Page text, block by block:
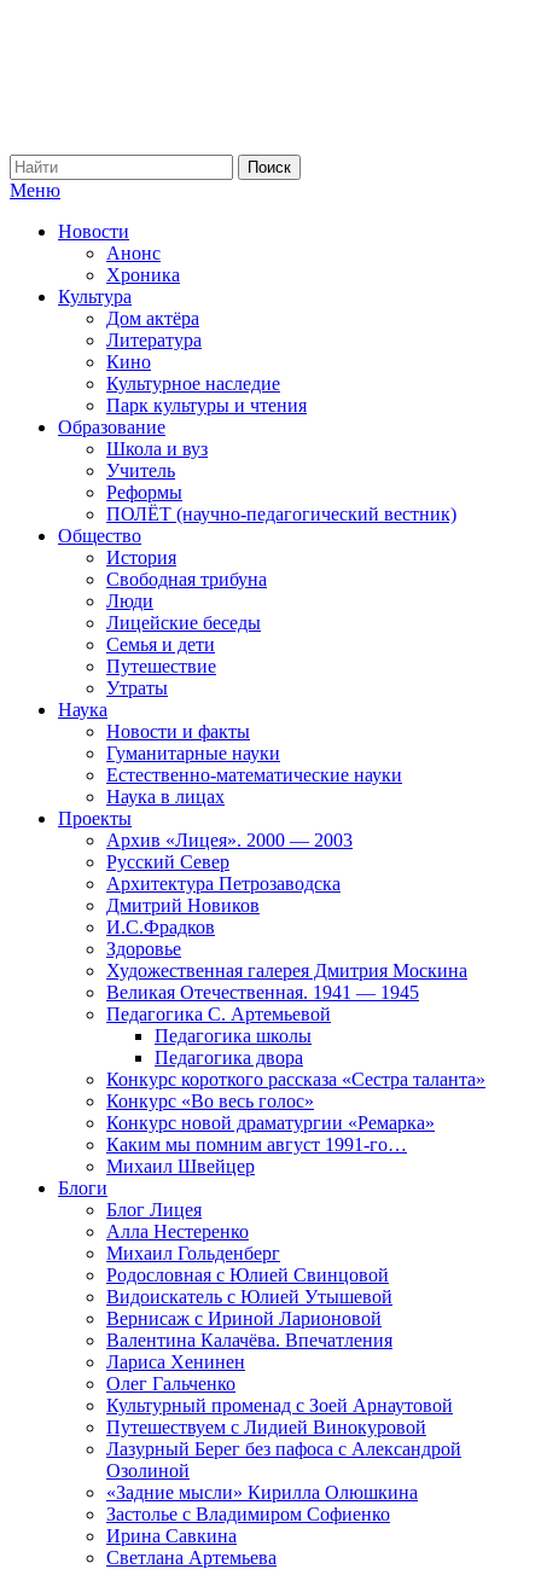
Меню
Новости
Анонс
Хроника
Культура
Дом актёра
Литература
Кино
Культурное наследие
Парк культуры и чтения
Образование
Школа и вуз
Учитель
Реформы
ПОЛЁТ (научно-педагогический вестник)
Общество
История
Свободная трибуна
Люди
Лицейские беседы
Семья и дети
Путешествие
Утраты
Наука
Новости и факты
Гуманитарные науки
Естественно-математические науки
Наука в лицах
Проекты
Архив «Лицея». 2000 — 2003
Русский Север
Архитектура Петрозаводска
Дмитрий Новиков
И.С.Фрадков
Здоровье
Художественная галерея Дмитрия Москина
Великая Отечественная. 1941 — 1945
Педагогика С. Артемьевой
Педагогика школы
Педагогика двора
Конкурс короткого рассказа «Сестра таланта»
Конкурс «Во весь голос»
Конкурс новой драматургии «Ремарка»
Каким мы помним август 1991-го…
Михаил Швейцер
Блоги
Блог Лицея
Алла Нестеренко
Михаил Гольденберг
Родословная с Юлией Свинцовой
Видоискатель с Юлией Утышевой
Вернисаж с Ириной Ларионовой
Валентина Калачёва. Впечатления
Лариса Хенинен
Олег Гальченко
Культурный променад с Зоей Арнаутовой
Путешествуем с Лидией Винокуровой
Лазурный Берег без пафоса с Александрой
Озолиной
«Задние мысли» Кирилла Олюшкина
Застолье с Владимиром Софиенко
Ирина Савкина
Светлана Артемьева